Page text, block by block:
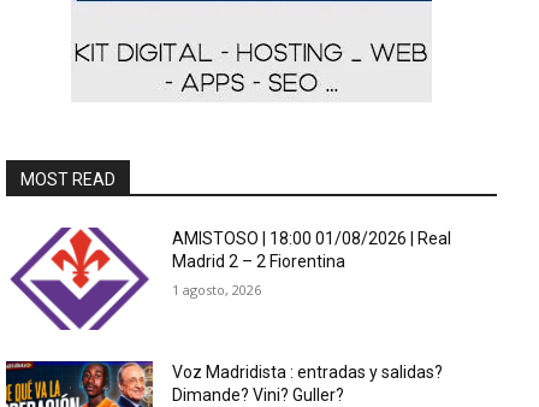
MOST READ
AMISTOSO | 18:00 01/08/2026 | Real
Madrid 2 – 2 Fiorentina
1 agosto, 2026
Voz Madridista : entradas y salidas?
Dimande? Vini? Guller?